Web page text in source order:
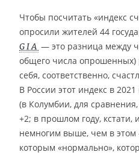
Чтобы посчитать «индекс
опросили жителей 44
GIA — это разница между
общего числа опрошенных)
себя, соответственно,
В России этот индекс в 2021
(в Колумбии, для
+2; в прошлом году, кстати,
немногим выше, чем в
которым «нормально»,